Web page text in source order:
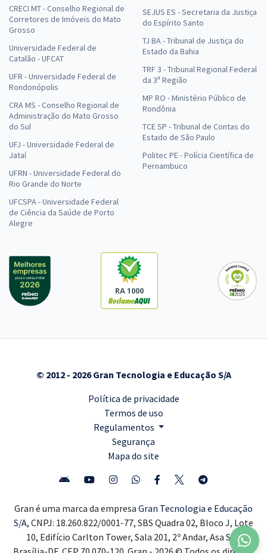
CRECI MT - Conselho Regional de
Corretores de Imóveis do Mato
Grosso
Universidade Federal de
Catalão - UFCAT
UFR - Universidade Federal de
Rondonópolis
CRA MS - Conselho Regional de
Administração do Mato Grosso
do Sul
UFJ - Universidade Federal de
Jataí
UFRN - Universidade Federal do
Rio Grande do Norte
UFCSPA - Universidade Federal
de Ciência da Saúde de Porto
Alegre
SEJUS ES - Secretaria da Justiça
do Espírito Santo
TJ BA - Tribunal de Justiça do
Estado da Bahia
TRF 3 - Tribunal Regional Federal
da 3ª Região
MP RO - Ministério Público de
Rondônia
TCE SP - Tribunal de Contas do
Estado de São Paulo
Politec PE - Polícia Científica de
Pernambuco
RA 1000
© 2012 - 2026 Gran Tecnologia e Educação S/A
Política de privacidade
Termos de uso
Regulamentos
Segurança
Mapa do site
Gran é uma marca da empresa Gran Tecnologia e Educação
S/A, CNPJ: 18.260.822/0001-77, SBS Quadra 02, Bloco J, Lote
10, Edifício Carlton Tower, Sala 201, 2º Andar, Asa Sul,